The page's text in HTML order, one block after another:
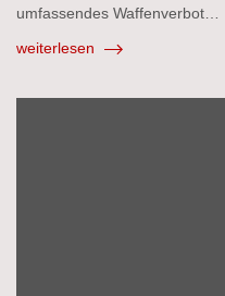
umfassendes Waffenverbot…
weiterlesen